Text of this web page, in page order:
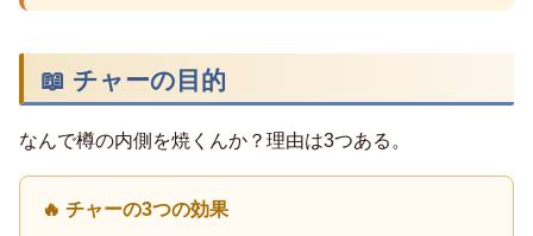
📖 チャーの目的
なんで樽の内側を焼くんか？理由は3つある。
🔥 チャーの3つの効果